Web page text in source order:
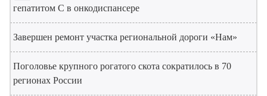
гепатитом С в онкодиспансере
Завершен ремонт участка региональной дороги «Нам»
Поголовье крупного рогатого скота сократилось в 70
регионах России